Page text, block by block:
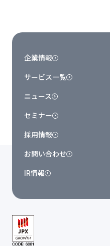
企業情報
サービス一覧
ニュース
セミナー
採用情報
お問い合わせ
IR情報